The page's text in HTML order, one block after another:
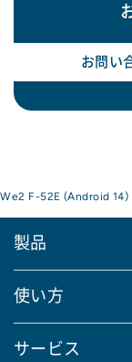
お問い
F-52E (Android 14)
製品
使い方
サービス